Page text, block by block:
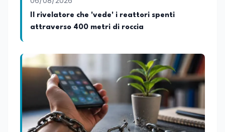
operatori del settore educativo. È inoltre
docente di Comunicazione presso la
mediazione linguistica, dove mette a
disposizione delle nuove generazioni di
professionisti della comunicazione il
proprio bagaglio di competenze
giornalistiche, analitiche e accademiche.
Il rivelatore che 'vede' i reattori spenti
attraverso 400 metri di roccia